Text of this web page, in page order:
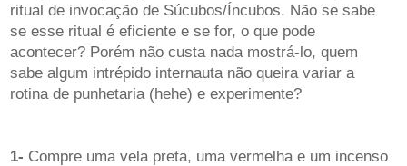
ritual de invocação de Súcubos/Íncubos. Não se sabe
se esse ritual é eficiente e se for, o que pode
acontecer? Porém não custa nada mostrá-lo, quem
sabe algum intrépido internauta não queira variar a
rotina de punhetaria (hehe) e experimente?
1- Compre uma vela preta, uma vermelha e um incenso